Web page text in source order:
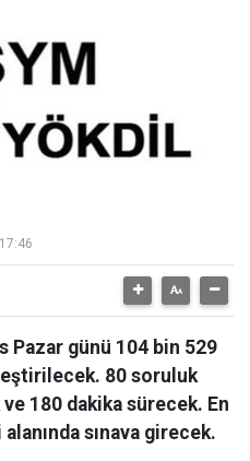
Pazar günü 104 bin 529
80 soruluk
ve 180 dakika sürecek. En
sınava girecek.